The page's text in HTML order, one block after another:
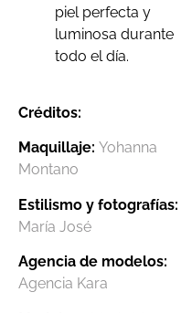
piel perfecta y
luminosa durante
todo el día.
Créditos:
Maquillaje: Yohanna
Montano
Estilismo y fotografías:
María José
Agencia de modelos:
Agencia Kara